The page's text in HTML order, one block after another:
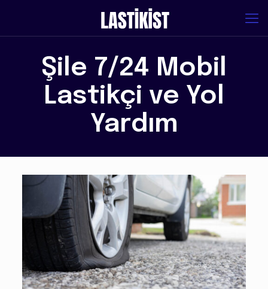
Şile 7/24 Mobil
Lastikçi ve Yol
Yardım